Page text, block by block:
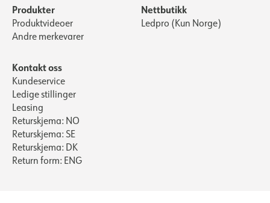
Produkter
Produktvideoer
Andre merkevarer
Nettbutikk
Ledpro (Kun Norge)
Kontakt oss
Kundeservice
Ledige stillinger
Leasing
Returskjema: NO
Returskjema: SE
Returskjema: DK
Return form: ENG